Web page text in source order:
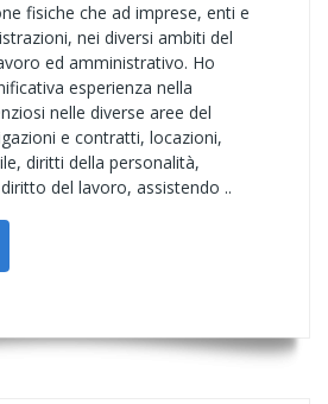
fisiche che ad imprese, enti e
nei diversi ambiti del
ed amministrativo. Ho
esperienza nella
nelle diverse aree del
e contratti, locazioni,
diritti della personalità,
del lavoro, assistendo ..